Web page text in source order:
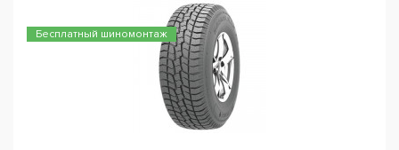
Бесплатный шиномонтаж